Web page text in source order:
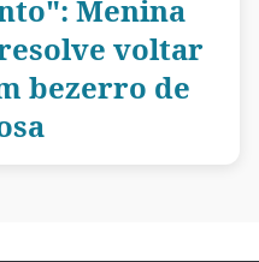
Menina
voltar
bezerro de